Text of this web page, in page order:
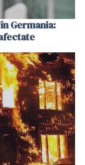
Germania: